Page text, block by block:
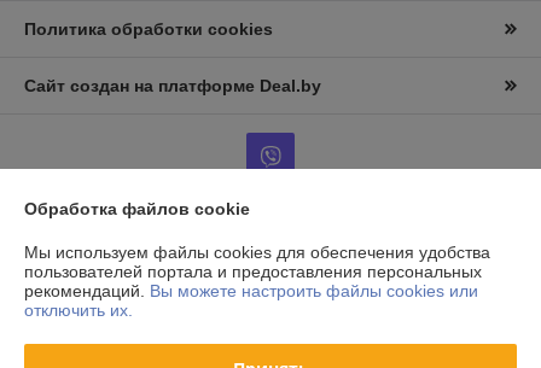
Политика обработки cookies
Сайт создан на платформе Deal.by
Информация для покупателя
Юридическое лицо:ООО «АльтернативаСервисТорг»
РБ, г.Минск, ул. Уборевича 99
Регистрационный номер ЕГР: 193006870
Обработка файлов cookie
Мы используем файлы cookies для обеспечения удобства
пользователей портала и предоставления персональных
рекомендаций. Вы можете настроить файлы cookies или
отключить их.